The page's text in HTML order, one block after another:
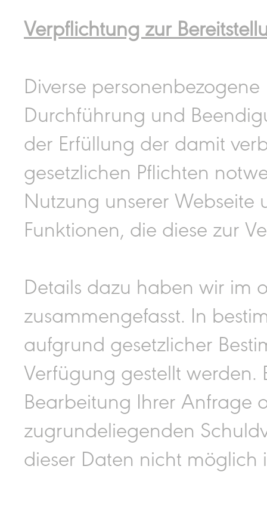
Verpflichtung zur
Diverse
Durchführung und
der Erfüllung der damit
gesetzlichen Pflichten
Nutzung unserer Webseite
Funktionen, die diese zur
Details dazu haben wir im
zusammengefasst. In
aufgrund gesetzlicher
Verfügung gestellt werden.
Bearbeitung Ihrer Anfrage
zugrundeliegenden
dieser Daten nicht möglich